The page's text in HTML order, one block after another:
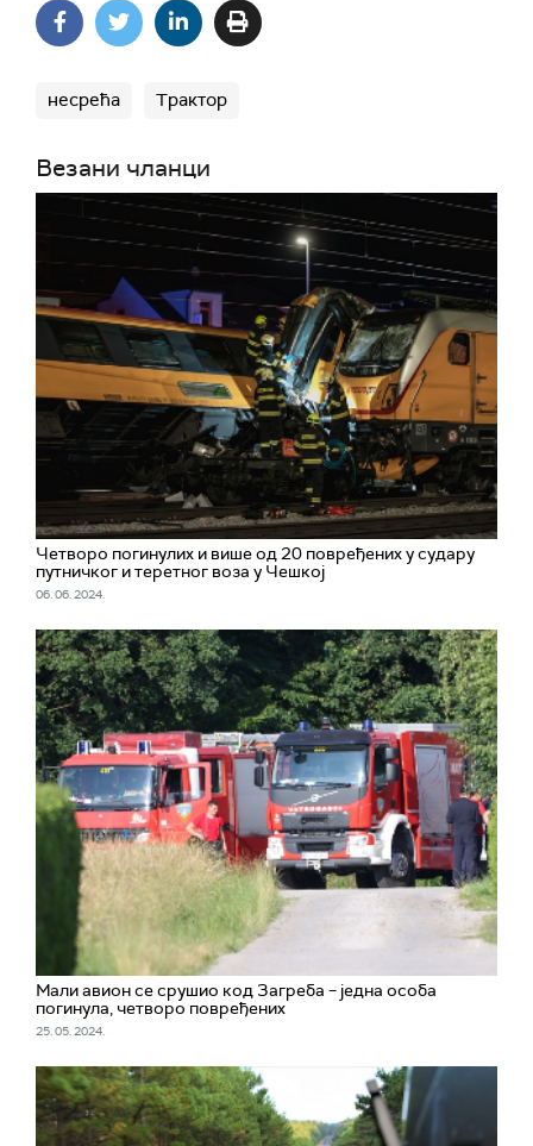
несрећа Трактор
Везани чланци
Четворо погинулих и више од 20 повређених у судару
путничког и теретног воза у Чешкој
06. 06. 2024.
Мали авион се срушио код Загреба – једна особа
погинула, четворо повређених
25. 05. 2024.